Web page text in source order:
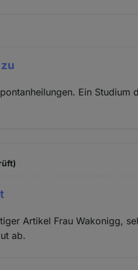
Ein Studium
Artikel Frau Wakonigg,
ab.